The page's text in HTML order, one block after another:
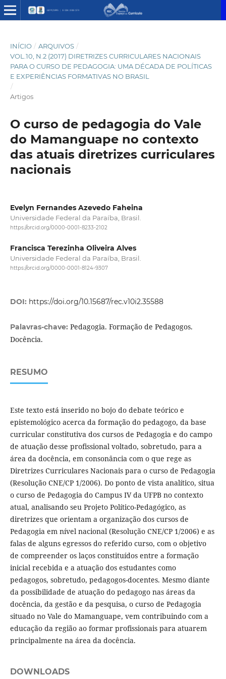
INÍCIO / ARQUIVOS /
VOL.10, N.2 (2017) DIRETRIZES CURRICULARES NACIONAIS
PARA O CURSO DE PEDAGOGIA: UMA DÉCADA DE POLÍTICAS
E EXPERIÊNCIAS FORMATIVAS NO BRASIL
/
Artigos
O curso de pedagogia do Vale
do Mamanguape no contexto
das atuais diretrizes curriculares
nacionais
Evelyn Fernandes Azevedo Faheina
Universidade Federal da Paraíba, Brasil.
https://orcid.org/0000-0001-8233-2102
Francisca Terezinha Oliveira Alves
Universidade Federal da Paraíba, Brasil.
https://orcid.org/0000-0001-8124-9307
DOI: https://doi.org/10.15687/rec.v10i2.35588
Palavras-chave: Pedagogia. Formação de Pedagogos.
Docência.
RESUMO
Este texto está inserido no bojo do debate teórico e
epistemológico acerca da formação do pedagogo, da base
curricular constitutiva dos cursos de Pedagogia e do campo
de atuação desse profissional voltado, sobretudo, para a
área da docência, em consonância com o que rege as
Diretrizes Curriculares Nacionais para o curso de Pedagogia
(Resolução CNE/CP 1/2006). Do ponto de vista analítico, situa
o curso de Pedagogia do Campus IV da UFPB no contexto
atual, analisando seu Projeto Político-Pedagógico, as
diretrizes que orientam a organização dos cursos de
Pedagogia em nível nacional (Resolução CNE/CP 1/2006) e as
falas de alguns egressos do referido curso, com o objetivo
de compreender os laços constituídos entre a formação
inicial recebida e a atuação dos estudantes como
pedagogos, sobretudo, pedagogos-docentes. Mesmo diante
da possibilidade de atuação do pedagogo nas áreas da
docência, da gestão e da pesquisa, o curso de Pedagogia
situado no Vale do Mamanguape, vem contribuindo com a
educação da região ao formar profissionais para atuarem
principalmente na área da docência.
DOWNLOADS